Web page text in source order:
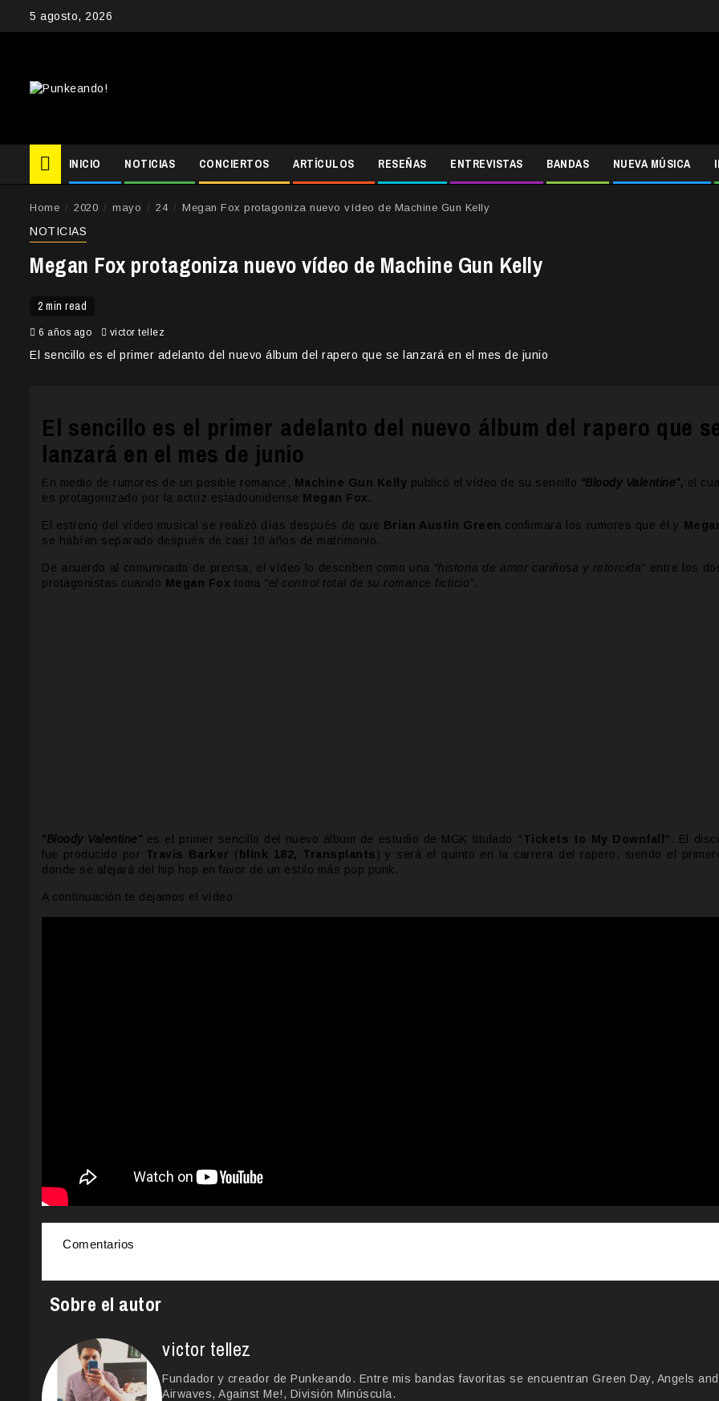
5 agosto, 2026
INICIO NOTICIAS CONCIERTOS ARTÍCULOS RESEÑAS ENTREVISTAS BANDAS NUEVA MÚSICA
Home 2020 mayo 24 Megan Fox protagoniza nuevo vídeo de Machine Gun Kelly
NOTICIAS
Megan Fox protagoniza nuevo vídeo de Machine Gun Kelly
2 min read
6 años ago victor tellez
El sencillo es el primer adelanto del nuevo álbum del rapero que se lanzará en el mes de junio
El sencillo es el primer adelanto del nuevo álbum del rapero que
lanzará en el mes de junio
En medio de rumores de un posible romance, Machine Gun Kelly publicó el vídeo de su sencillo “Bloody Valentine”, el
es protagonizado por la actriz estadounidense Megan Fox.
El estreno del vídeo musical se realizó días después de que Brian Austin Green confirmara los rumores que él y
se habían separado después de casi 10 años de matrimonio.
De acuerdo al comunicado de prensa, el vídeo lo describen como una “historia de amor cariñosa y retorcida” entre los
protagonistas cuando Megan Fox toma “el control total de su romance ficticio”.
“Bloody Valentine” es el primer sencillo del nuevo álbum de estudio de MGK titulado “Tickets to My Downfall” . El
fue producido por Travis Barker ( blink 182, Transplants) y será el quinto en la carrera del rapero, siendo el
donde se alejará del hip hop en favor de un estilo más pop punk.
A continuación te dejamos el vídeo:
Comentarios
Sobre el autor
victor tellez
Fundador y creador de Punkeando. Entre mis bandas favoritas se encuentran Green Day, Angels and
Airwaves, Against Me!, División Minúscula.